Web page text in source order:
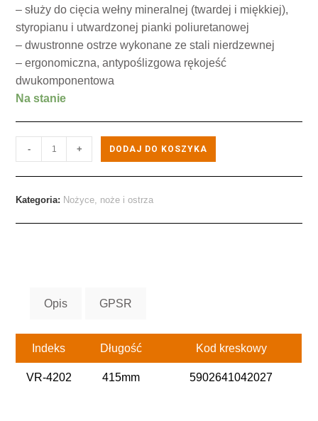
– służy do cięcia wełny mineralnej (twardej i miękkiej),
styropianu i utwardzonej pianki poliuretanowej
– dwustronne ostrze wykonane ze stali nierdzewnej
– ergonomiczna, antypoślizgowa rękojeść
dwukomponentowa
Na stanie
- + DODAJ DO KOSZYKA
Kategoria: Nożyce, noże i ostrza
Opis GPSR
Indeks Długość Kod kreskowy
VR-4202 415mm 5902641042027